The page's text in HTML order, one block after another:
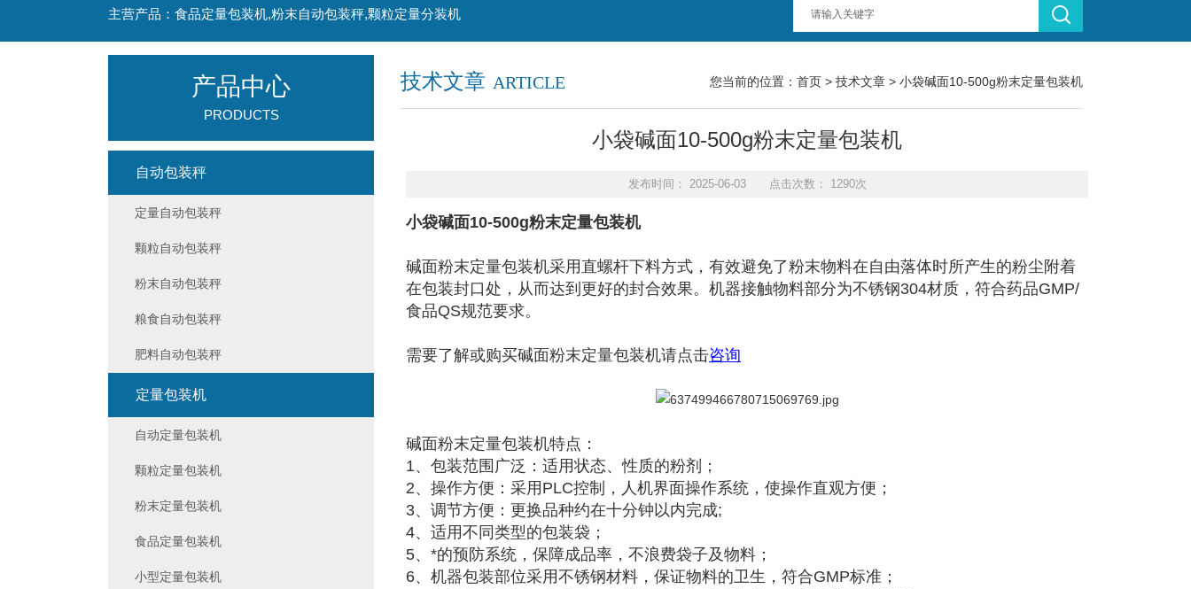
主营产品：食品定量包装机,粉末自动包装秤,颗粒定量分装机
技术文章 ARTICLE 您当前的位置： 首页 > 技术文章 > 小袋碱面10-500g粉末定量包装机
小袋碱面10-500g粉末定量包装机
发布时间： 2025-06-03 点击次数： 1290次
小袋碱面10-500g粉末定量包装机
碱面粉末定量包装机采用直螺杆下料方式，有效避免了粉末物料在自由落体时所产生的粉尘附着
在包装封口处，从而达到更好的封合效果。机器接触物料部分为不锈钢304材质，符合药品GMP/
食品QS规范要求。
需要了解或购买碱面粉末定量包装机请点击咨询
碱面粉末定量包装机特点：
1、包装范围广泛：适用状态、性质的粉剂；
2、操作方便：采用PLC控制，人机界面操作系统，使操作直观方便；
3、调节方便：更换品种约在十分钟以内完成;
4、适用不同类型的包装袋；
5、*的预防系统，保障成品率，不浪费袋子及物料；
6、机器包装部位采用不锈钢材料，保证物料的卫生，符合GMP标准；
产品中心
PRODUCTS
自动包装秤
定量自动包装秤
颗粒自动包装秤
粉末自动包装秤
粮食自动包装秤
肥料自动包装秤
定量包装机
自动定量包装机
颗粒定量包装机
粉末定量包装机
食品定量包装机
小型定量包装机